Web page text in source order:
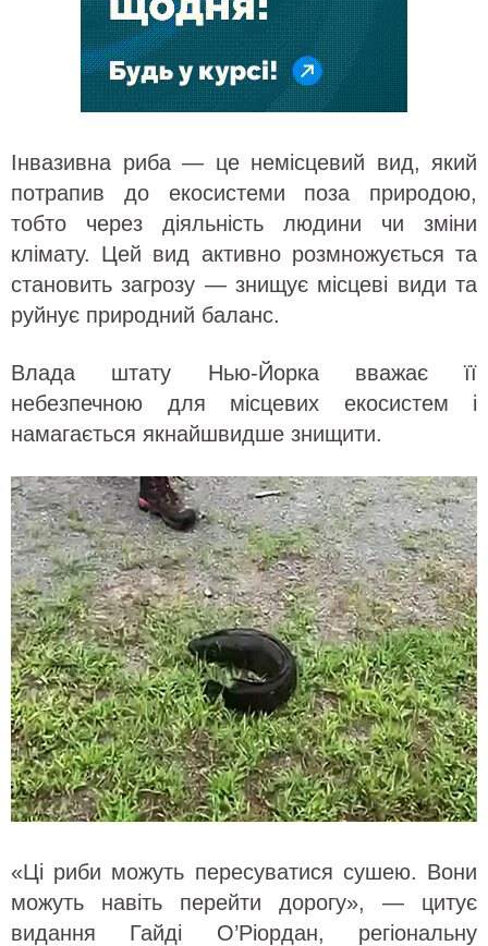
Інвазивна риба — це немісцевий вид, який
потрапив до екосистеми поза природою,
тобто через діяльність людини чи зміни
клімату. Цей вид активно розмножується та
становить загрозу — знищує місцеві види та
руйнує природний баланс.
Влада штату Нью-Йорка вважає її
небезпечною для місцевих екосистем і
намагається якнайшвидше знищити.
«Ці риби можуть пересуватися сушею. Вони
можуть навіть перейти дорогу», — цитує
видання Гайді О’Ріордан, регіональну